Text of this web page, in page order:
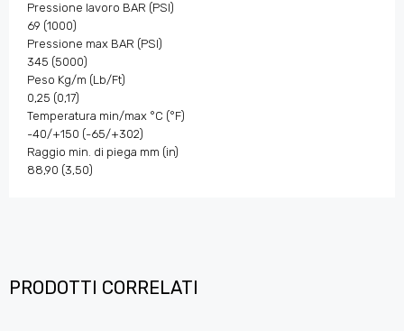
Pressione lavoro BAR (PSI)
69 (1000)
Pressione max BAR (PSI)
345 (5000)
Peso Kg/m (Lb/Ft)
0,25 (0,17)
Temperatura min/max °C (°F)
-40/+150 (-65/+302)
Raggio min. di piega mm (in)
88,90 (3,50)
PRODOTTI CORRELATI